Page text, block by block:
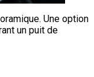
Une option
un puit de